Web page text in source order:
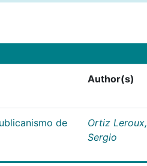
Author(s)
de
Ortiz Leroux,
Sergio